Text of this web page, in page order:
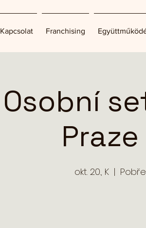
Kapcsolat Franchising
Osobní
okt. 20., K
  |